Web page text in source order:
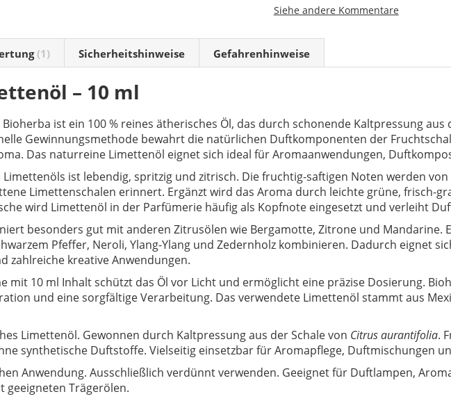
Siehe andere Kommentare
– 10 ml
ist ein 100 % reines ätherisches Öl, das durch schonende Kaltpressung aus
Gewinnungsmethode bewahrt die natürlichen Duftkomponenten der
Das naturreine Limettenöl eignet sich ideal für Aromaanwendungen,
ist lebendig, spritzig und zitrisch. Die fruchtig-saftigen Noten werden
Limettenschalen erinnert. Ergänzt wird das Aroma durch leichte grüne, frisch-
wird Limettenöl in der Parfümerie häufig als Kopfnote eingesetzt und verleiht
besonders gut mit anderen Zitrusölen wie Bergamotte, Zitrone und Mandarine.
Pfeffer, Neroli, Ylang-Ylang und Zedernholz kombinieren. Dadurch eignet
zahlreiche kreative Anwendungen.
mit 10 ml Inhalt schützt das Öl vor Licht und ermöglicht eine präzise Dosierung.
und eine sorgfältige Verarbeitung. Das verwendete Limettenöl stammt aus
Limettenöl. Gewonnen durch Kaltpressung aus der Schale von Citrus aurantifolia.
synthetische Duftstoffe. Vielseitig einsetzbar für Aromapflege, Duftmischungen
Anwendung. Ausschließlich verdünnt verwenden. Geeignet für Duftlampen,
geeigneten Trägerölen.
1 Sicherheitshinweise Gefahrenhinweise